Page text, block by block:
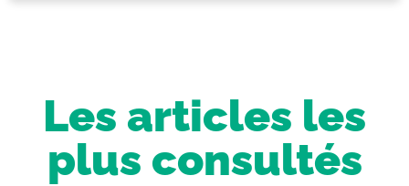
Les articles les
plus consultés